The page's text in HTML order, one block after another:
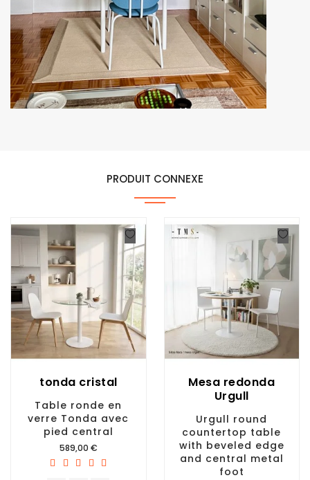
PRODUIT CONNEXE
tonda cristal
Table ronde en
verre Tonda avec
pied central
Prix
589,00 €
Mesa redonda
Urgull
Urgull round
countertop table
with beveled edge
and central metal
foot